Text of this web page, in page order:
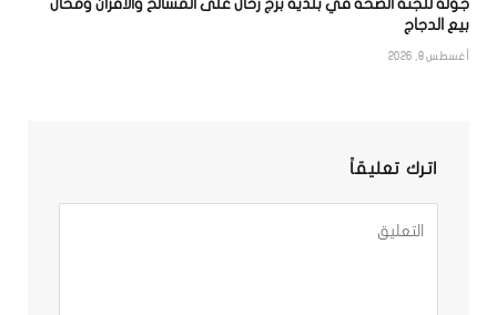
جولة للجنة الصحة في بلدية برج رحال على المسالخ والأفران ومحال
بيع الدجاج
أغسطس 8, 2026
اترك تعليقاً